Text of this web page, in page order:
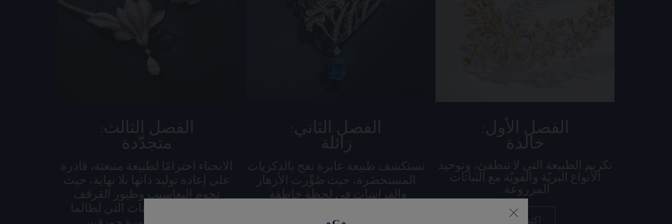
الفصل الأول:
خالدة
تكريم الطبيعة التي لا تنطفئ، وتوحيد
الأنواع البريّة والقويّة مع النباتات
المزروعة.
الفصل الثاني:
زائلة
تستكشف طبيعة عابرة تعج بالذكريات
المستحضَرة، حيث صُوِّرت الأزهار
والفراشات في لحظة خاطفة.
الفصل الثالث:
متجدّدة
الانحناء احترامًا لطبيعة منبعثة، قادرة
على إعادة توليد ذاتها بلا نهاية، حيث
تحوم اليعاسيب وطيور القرقف
الزرقاء فوق النباتات التي لطالما